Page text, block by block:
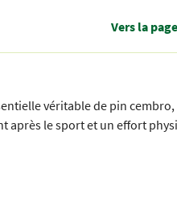
Vers la
véritable de pin
après le sport et un effort